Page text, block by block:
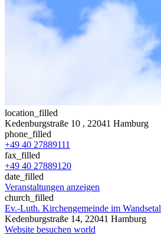
location_filled
Kedenburgstraße 10 , 22041 Hamburg
phone_filled
+49 40 27889111
fax_filled
+49 40 27889120
date_filled
Veranstaltungen anzeigen
church_filled
Ev.-Luth. Kirchengemeinde im Wandsetal
Kedenburgstraße 14, 22041 Hamburg
Website besuchen world